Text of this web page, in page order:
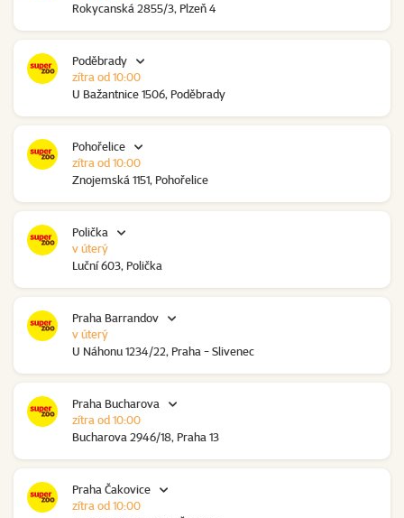
Rokycanská 2855/3, Plzeň 4
Poděbrady
U Bažantnice 1506, Poděbrady
zítra od 10:00
Pohořelice
Znojemská 1151, Pohořelice
zítra od 10:00
Polička
Luční 603, Polička
v úterý
Praha Barrandov
U Náhonu 1234/22, Praha - Slivenec
v úterý
Praha Bucharova
Bucharova 2946/18, Praha 13
zítra od 10:00
Praha Čakovice
zítra od 10:00